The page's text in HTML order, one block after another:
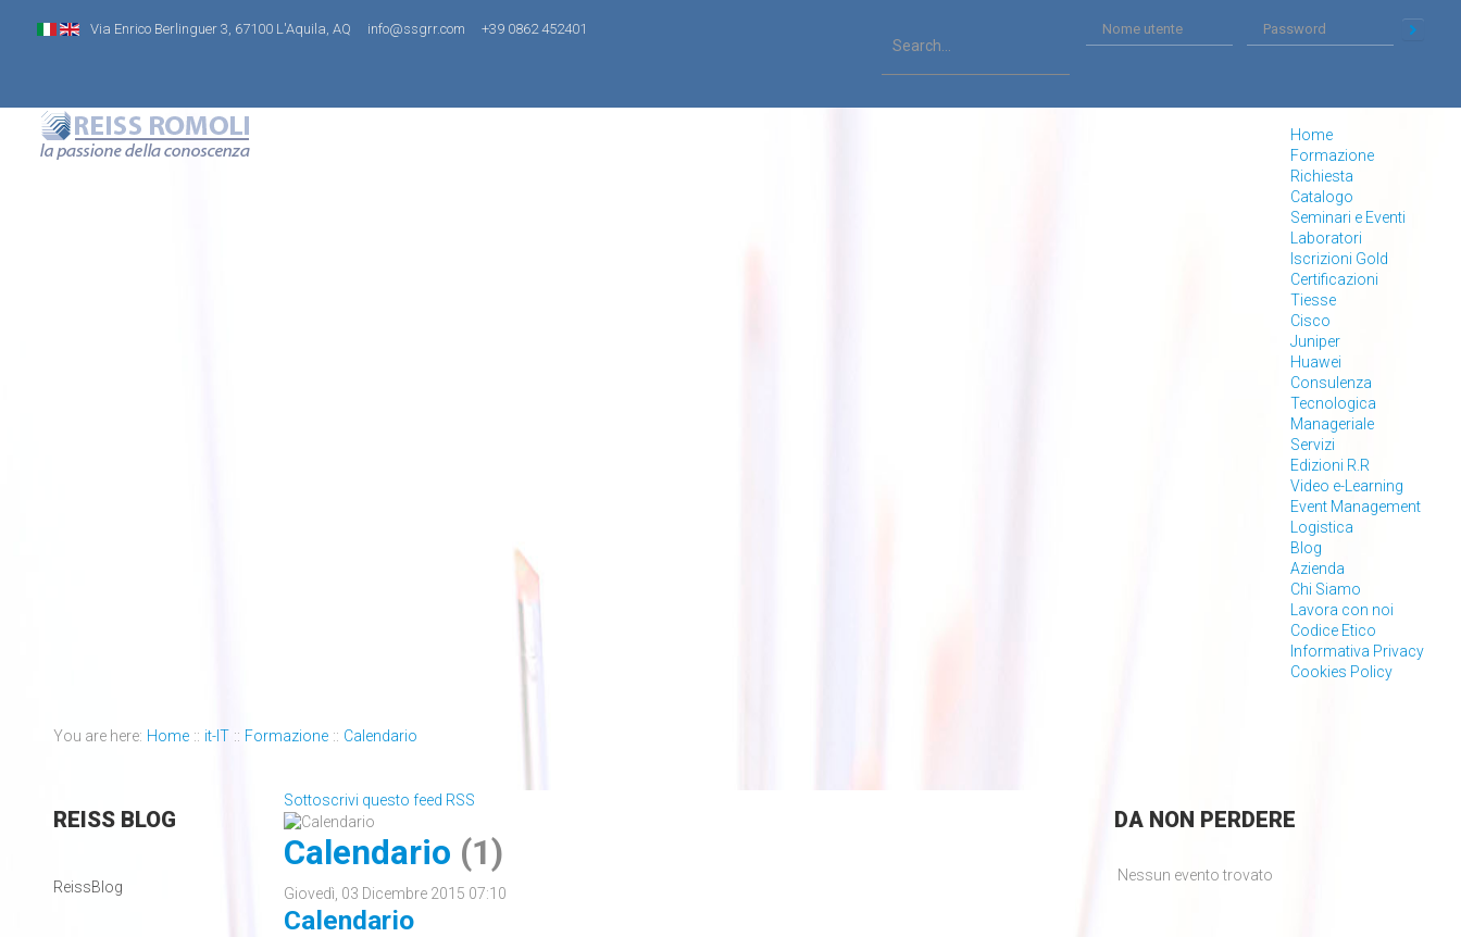
Via Enrico Berlinguer 3, 67100 L'Aquila, AQ info@ssgrr.com +39 0862 452401
Home
Formazione
Richiesta
Catalogo
Seminari e Eventi
Laboratori
Iscrizioni Gold
Certificazioni
Tiesse
Cisco
Juniper
Huawei
Consulenza
Tecnologica
Manageriale
Servizi
Edizioni R.R
Video e-Learning
Event Management
Logistica
Blog
Azienda
Chi Siamo
Lavora con noi
Codice Etico
Informativa Privacy
Cookies Policy
You are here: Home :: it-IT :: Formazione :: Calendario
Sottoscrivi questo feed RSS
Calendario (1)
Giovedì, 03 Dicembre 2015 07:10
Calendario
REISSBLOG
ReissBlog
DANON PERDERE
Nessun evento trovato